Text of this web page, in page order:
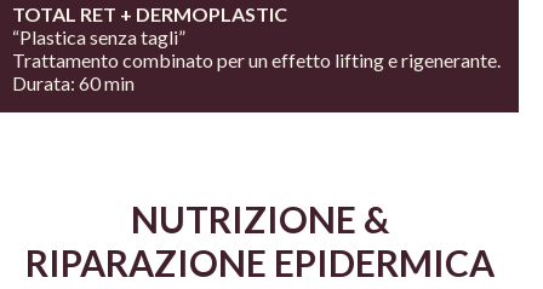
TOTAL RET + DERMOPLASTIC
“Plastica senza tagli”
Trattamento combinato per un effetto lifting erigenerante.
Durata: 60 min
NUTRIZIONE &
RIPARAZIONE EPIDERMICA